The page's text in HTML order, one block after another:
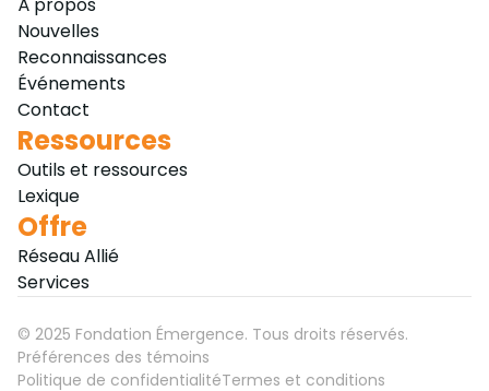
Nouvelles
Reconnaissances
Événements
Contact
Ressources
Outils et ressources
Lexique
Offre
Réseau Allié
Services
© 2025 Fondation Émergence. Tous droits réservés.
Préférences des témoins
Politique de confidentialitéTermes et conditions